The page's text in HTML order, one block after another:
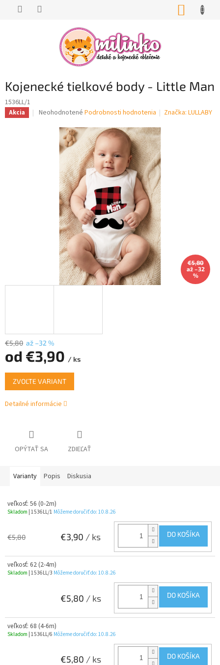
Kojenecké tielkové body - Little Man
1536LL/1
Akcia
Priemerné
produktu
hviezdičiek.
Neohodnotené Podrobnosti hodnotenia Značka:LULLABY
€5,80
až –32
%
€5,80 až –32 %
od €3,90 / ks
Jednotková
cena:
ZVOĽTE VARIANT
Detailné informácie
OPÝTAŤ SA ZDIEĽAŤ
Varianty Popis Diskusia
veľkosť: 56 (0-2m)
Skladom | 1536LL/1 Môžeme doručiť do: 10.8.26
€5,80 €3,90 / ks DO KOŠÍKA
veľkosť: 62 (2-4m)
Skladom | 1536LL/3 Môžeme doručiť do: 10.8.26
€5,80 / ks DO KOŠÍKA
veľkosť: 68 (4-6m)
Skladom | 1536LL/6 Môžeme doručiť do: 10.8.26
€5,80 / ks DO KOŠÍKA